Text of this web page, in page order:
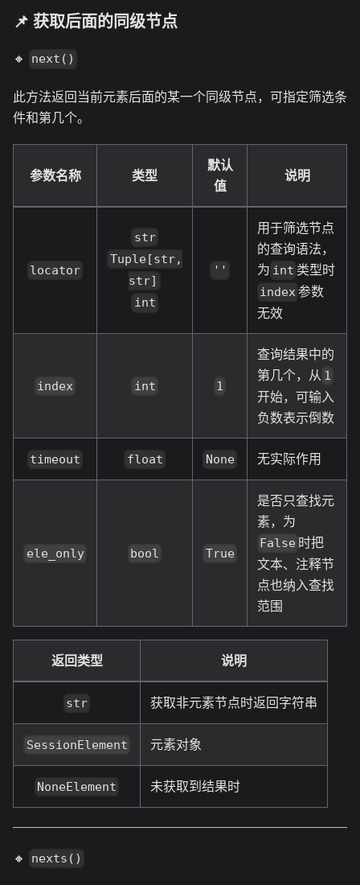
📌 获取后面的同级节点
🔸 next()
此方法返回当前元素后面的某一个同级节点，可指定筛选条
件和第几个。
参数名称 类型
默认
值
说明
locator
str
Tuple[str,
str]
int
''
用于筛选节点
的查询语法，
为 int 类型时
index参数
无效
index int 1
查询结果中的
第几个，从 1
开始，可输入
负数表示倒数
timeout float None 无实际作用
ele_only bool True
是否只查找元
素，为
False 时把
文本、注释节
点也纳入查找
范围
返回类型 说明
str 获取非元素节点时返回字符串
SessionElement 元素对象
NoneElement 未获取到结果时
🔸 nexts()